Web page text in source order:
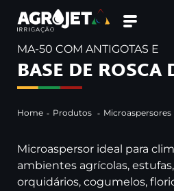
MA-50 COM ANTIGOTAS E
BASE DE ROSCA
Home Produtos Microaspersores
Microaspersor ideal para
ambientes agrícolas,
orquidários, cogumelos,